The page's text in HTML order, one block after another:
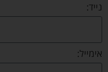
נייד:
אימייל: